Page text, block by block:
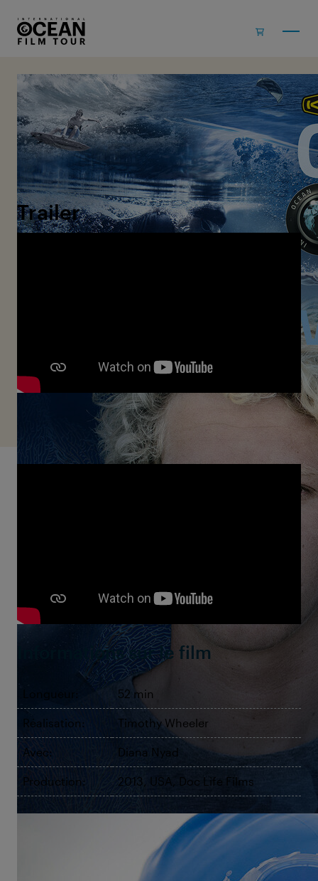
Volume 3
2016
Trailer
The Other Shore
Informations sur le film
Longueur: 52 min
Réalisation: Timothy Wheeler
Avec: Diana Nyad
Production: 2013, USA, Doc Life Films